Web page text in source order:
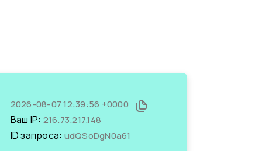
2026-08-07 12:39:56 +0000
Ваш IP: 216.73.217.148
ID запроса: udQSoDgN0a61